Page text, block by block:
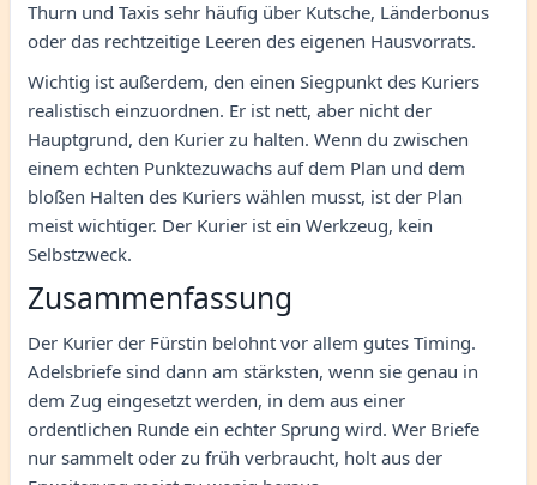
Thurn und Taxis sehr häufig über Kutsche, Länderbonus
oder das rechtzeitige Leeren des eigenen Hausvorrats.
Wichtig ist außerdem, den einen Siegpunkt des Kuriers
realistisch einzuordnen. Er ist nett, aber nicht der
Hauptgrund, den Kurier zu halten. Wenn du zwischen
einem echten Punktezuwachs auf dem Plan und dem
bloßen Halten des Kuriers wählen musst, ist der Plan
meist wichtiger. Der Kurier ist ein Werkzeug, kein
Selbstzweck.
Zusammenfassung
Der Kurier der Fürstin belohnt vor allem gutes Timing.
Adelsbriefe sind dann am stärksten, wenn sie genau in
dem Zug eingesetzt werden, in dem aus einer
ordentlichen Runde ein echter Sprung wird. Wer Briefe
nur sammelt oder zu früh verbraucht, holt aus der